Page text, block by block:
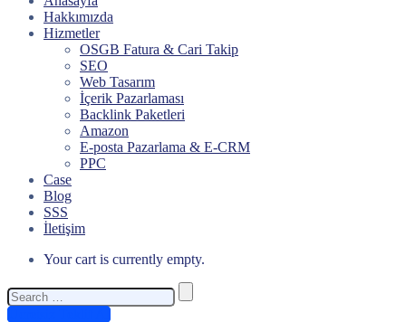
Hakkımızda
Hizmetler
OSGB Fatura & Cari Takip
SEO
Web Tasarım
İçerik Pazarlaması
Backlink Paketleri
Amazon
E-posta Pazarlama & E-CRM
PPC
Case
Blog
SSS
İletişim
Your cart is currently empty.
Search
for: